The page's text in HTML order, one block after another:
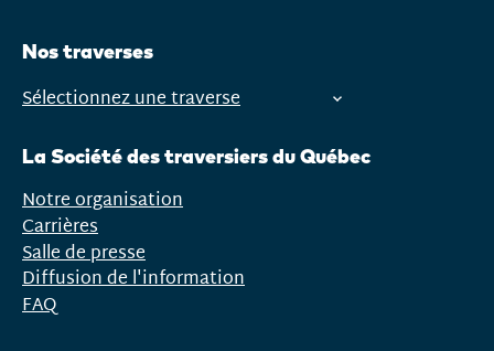
Nos traverses
Ouvrir
menu
Sélectionnez une traverse
La Société des traversiers du Québec
Notre organisation
Carrières
Salle de presse
Diffusion de l'information
FAQ